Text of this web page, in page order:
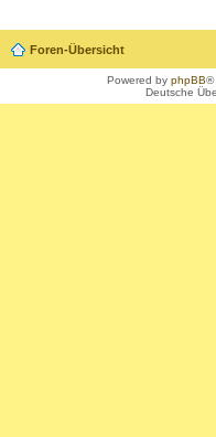
Foren-Übersicht
Powered by phpBB®
Deutsche